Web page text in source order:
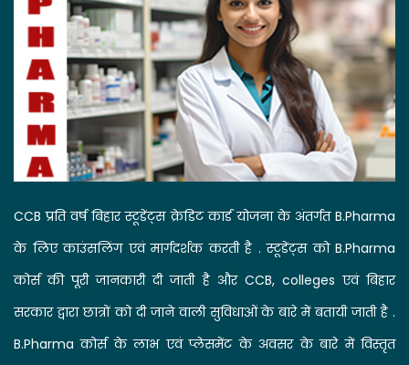
CCB प्रति वर्ष बिहार स्टूडेंट्स क्रेडिट कार्ड योजना के अंतर्गत B.Pharma
के लिए काउंसलिंग एवं मार्गदर्शक करती है . स्टूडेंट्स को B.Pharma
कोर्स की पूरी जानकारी दी जाती है और CCB, colleges एवं बिहार
सरकार द्वारा छात्रों को दी जाने वाली सुविधाओं के बारे में बतायी जाती है .
B.Pharma कोर्स के लाभ एवं प्लेसमेंट के अवसर के बारे में विस्तृत